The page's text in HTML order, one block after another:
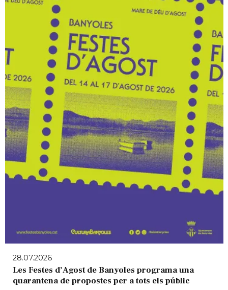
28.07.2026
Les Festes d’Agost de Banyoles programa una
quarantena de propostes per a tots els públic